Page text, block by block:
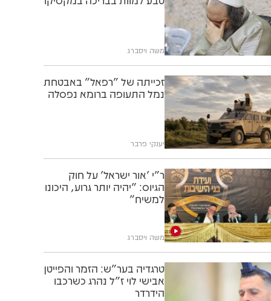
משה ויסברג
זכייתה של "רפאל" באבטחת
נמל התעופה ברומא נפסלה
יענקי פרבר
ר"י 'אור ישראל' על חוק
הגיוס: "יהיה יותר גרוע, היכונו
למשיח"
משה ויסברג
טרגדיה בער"ש: הזמר והפייטן
אבישי לוי ז"ל נהרג כשרכבו
הידרדר